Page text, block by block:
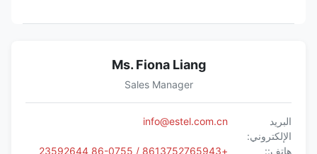
Ms. Fiona Liang
Sales Manager
البريد
الإلكتروني:
info@estel.com.cn
هاتف::
+8613752765943 / 86-0755 23592644